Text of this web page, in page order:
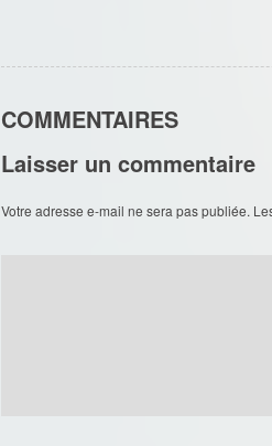
COMMENTAIRES
Laisser un commentaire
Votre adresse e-mail ne sera pas publiée.